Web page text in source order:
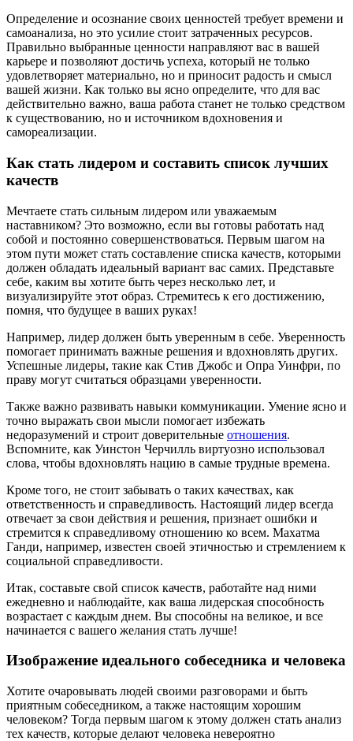
Определение и осознание своих ценностей требует времени и
самоанализа, но это усилие стоит затраченных ресурсов.
Правильно выбранные ценности направляют вас в вашей
карьере и позволяют достичь успеха, который не только
удовлетворяет материально, но и приносит радость и смысл
вашей жизни. Как только вы ясно определите, что для вас
действительно важно, ваша работа станет не только средством
к существованию, но и источником вдохновения и
самореализации.
Как стать лидером и составить список лучших
качеств
Мечтаете стать сильным лидером или уважаемым
наставником? Это возможно, если вы готовы работать над
собой и постоянно совершенствоваться. Первым шагом на
этом пути может стать составление списка качеств, которыми
должен обладать идеальный вариант вас самих. Представьте
себе, каким вы хотите быть через несколько лет, и
визуализируйте этот образ. Стремитесь к его достижению,
помня, что будущее в ваших руках!
Например, лидер должен быть уверенным в себе. Уверенность
помогает принимать важные решения и вдохновлять других.
Успешные лидеры, такие как Стив Джобс и Опра Уинфри, по
праву могут считаться образцами уверенности.
Также важно развивать навыки коммуникации. Умение ясно и
точно выражать свои мысли помогает избежать
недоразумений и строит доверительные отношения.
Вспомните, как Уинстон Черчилль виртуозно использовал
слова, чтобы вдохновлять нацию в самые трудные времена.
Кроме того, не стоит забывать о таких качествах, как
ответственность и справедливость. Настоящий лидер всегда
отвечает за свои действия и решения, признает ошибки и
стремится к справедливому отношению ко всем. Махатма
Ганди, например, известен своей этичностью и стремлением к
социальной справедливости.
Итак, составьте свой список качеств, работайте над ними
ежедневно и наблюдайте, как ваша лидерская способность
возрастает с каждым днем. Вы способны на великое, и все
начинается с вашего желания стать лучше!
Изображение идеального собеседника и человека
Хотите очаровывать людей своими разговорами и быть
приятным собеседником, а также настоящим хорошим
человеком? Тогда первым шагом к этому должен стать анализ
тех качеств, которые делают человека невероятно